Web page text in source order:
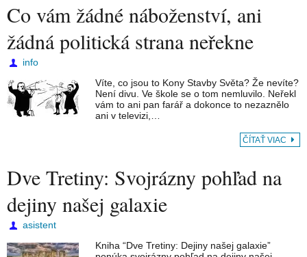
Co vám žádné náboženství, ani
žádná politická strana neřekne
info
Víte, co jsou to Kony Stavby Světa? Že nevíte?
Není divu. Ve škole se o tom nemluvilo. Neřekl
vám to ani pan farář a dokonce to nezaznělo
ani v televizi,…
ČÍTAŤ VIAC
Dve Tretiny: Svojrázny pohľad na
dejiny našej galaxie
asistent
Kniha “Dve Tretiny: Dejiny našej galaxie”